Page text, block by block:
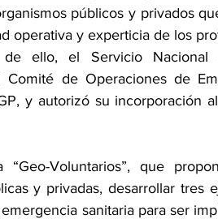
públicos y privados
operativa y experticia de los
de ello, el Servicio
de Operaciones de
y autorizó su incorporación
Voluntarios”, que
y privadas, desarrollar tres
sanitaria para ser